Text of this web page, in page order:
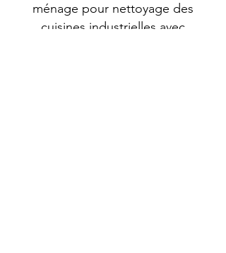
ménage pour nettoyage des
cuisines industrielles avec